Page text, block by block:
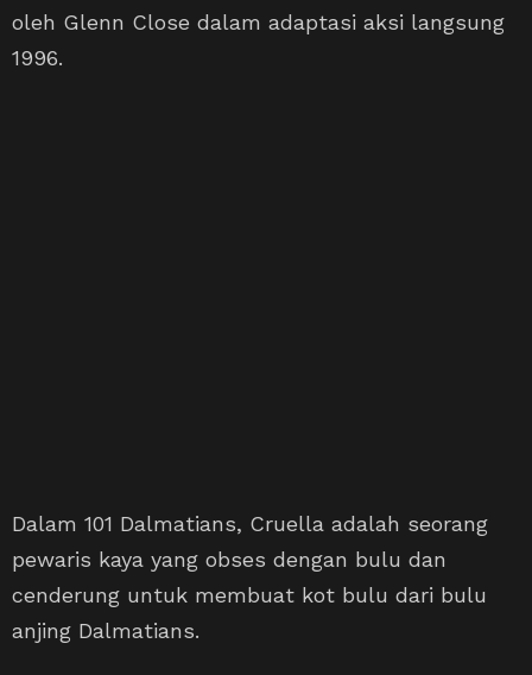
oleh Glenn Close dalam adaptasi aksi langsung
1996.
Dalam 101 Dalmatians, Cruella adalah seorang
pewaris kaya yang obses dengan bulu dan
cenderung untuk membuat kot bulu dari bulu
anjing Dalmatians.